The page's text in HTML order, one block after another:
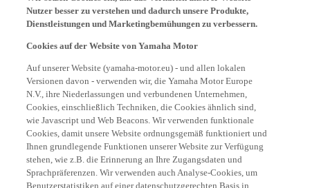
Nutzer besser zu verstehen und dadurch unsere Produkte,
Dienstleistungen und Marketingbemühungen zu verbessern.
Cookies auf der Website von Yamaha Motor
Auf unserer Website (yamaha-motor.eu) - und allen lokalen
Versionen davon - verwenden wir, die Yamaha Motor Europe
N.V., ihre Niederlassungen und verbundenen Unternehmen,
Cookies, einschließlich Techniken, die Cookies ähnlich sind,
wie Javascript und Web Beacons. Wir verwenden funktionale
Cookies, damit unsere Website ordnungsgemäß funktioniert und
Ihnen grundlegende Funktionen unserer Website zur Verfügung
stehen, wie z.B. die Erinnerung an Ihre Zugangsdaten und
Sprachpräferenzen. Wir verwenden auch Analyse-Cookies, um
Benutzerstatistiken auf einer datenschutzgerechten Basis in